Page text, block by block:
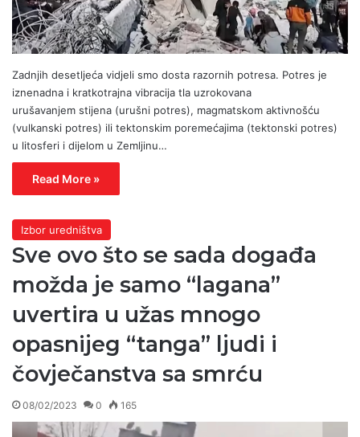
Zadnjih desetljeća vidjeli smo dosta razornih potresa. Potres je
iznenadna i kratkotrajna vibracija tla uzrokovana
urušavanjem stijena (urušni potres), magmatskom aktivnošću
(vulkanski potres) ili tektonskim poremećajima (tektonski potres)
u litosferi i dijelom u Zemljinu…
Read More »
Izbor uredništva
Sve ovo što se sada događa
možda je samo “lagana”
uvertira u užas mnogo
opasnijeg “tanga” ljudi i
čovječanstva sa smrću
08/02/2023 0 165